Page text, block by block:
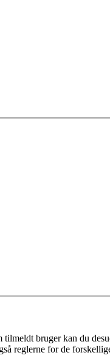
bruger kan du
reglerne for de